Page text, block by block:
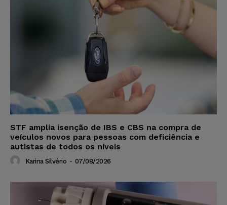
STF amplia isenção de IBS e CBS na compra de
veículos novos para pessoas com deficiência e
autistas de todos os níveis
Karina Silvério - 07/08/2026